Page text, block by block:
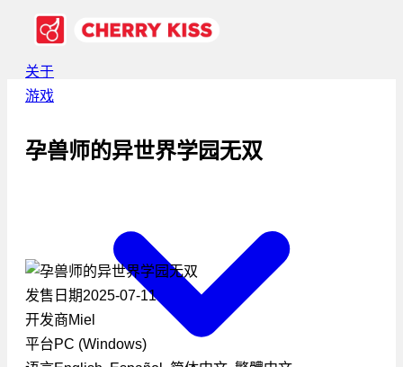
关于
游戏
孕兽师的异世界学园无双
发售日期2025-07-11
开发商Miel
平台PC (Windows)